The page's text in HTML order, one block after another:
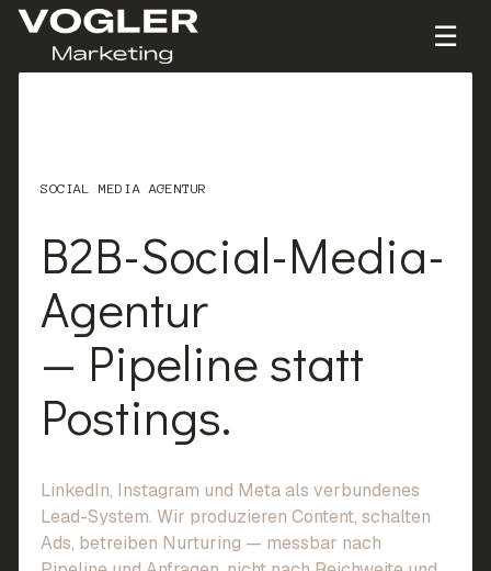
☰
SOCIAL MEDIA AGENTUR
B2B-Social-Media-
Agentur
— Pipeline statt
Postings.
LinkedIn, Instagram und Meta als verbundenes
Lead-System. Wir produzieren Content, schalten
Ads, betreiben Nurturing — messbar nach